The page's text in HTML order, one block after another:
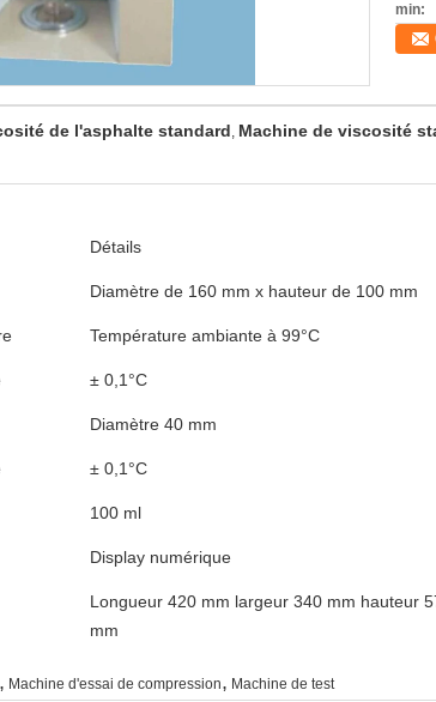
min:
de l'asphalte standard, Machine de viscosité
Détails
Diamètre de 160 mm x hauteur de 100 mm
Température ambiante à 99°C
± 0,1°C
Diamètre 40 mm
± 0,1°C
100 ml
Display numérique
Longueur 420 mm largeur 340 mm hauteur
mm
, Machine d'essai de compression, Machine de test